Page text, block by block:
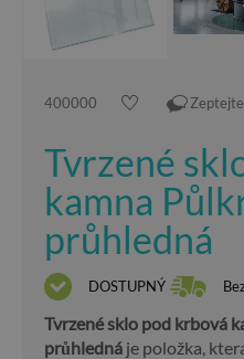
400000
Tvrzené
kamna
průhledná
DOSTUPNÝ
Tvrzené sklo pod krbová
průhledná je položka,